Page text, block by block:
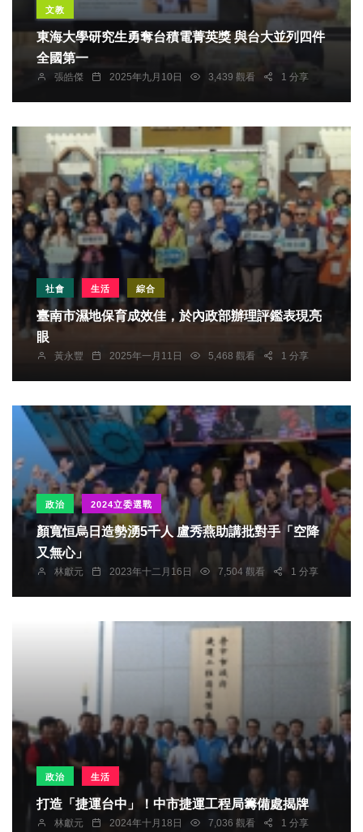
文教
東海大學研究生勇奪台積電菁英獎 與台大並列四件
全國第一
張皓傑 2025年九月10日 3,439 觀看 1 分享
社會 生活 綜合
臺南市濕地保育成效佳，於內政部辦理評鑑表現亮
眼
黃永豐 2025年一月11日 5,468 觀看 1 分享
政治 2024立委選戰
顏寬恒烏日造勢湧5千人 盧秀燕助講批對手「空降
又無心」
林獻元 2023年十二月16日 7,504 觀看 1 分享
政治 生活
打造「捷運台中」！中市捷運工程局籌備處揭牌
林獻元 2024年十月18日 7,036 觀看 1 分享